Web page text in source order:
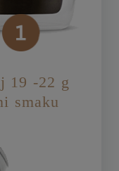
19 -22 g
smaku